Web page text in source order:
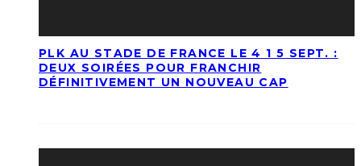
PLK AU STADE DE FRANCE LE 4 1 5 SEPT. :
DEUX SOIRÉES POUR FRANCHIR
DÉFINITIVEMENT UN NOUVEAU CAP